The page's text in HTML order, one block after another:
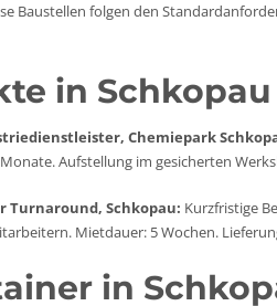
Baustellen folgen den
in Schkopau
Chemiepark
Aufstellung im gesicherten
Turnaround, Schkopau: Kurzfristige
Mietdauer: 5 Wochen.
in